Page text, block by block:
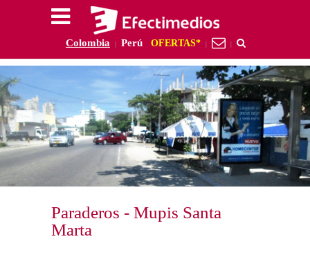
Colombia Perú OFERTAS*
Paraderos - Mupis Santa
Marta